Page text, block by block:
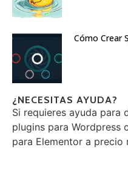
Cómo Crear
¿NECESITAS AYUDA?
Si requieres ayuda para
plugins para Wordpress
para Elementor a precio